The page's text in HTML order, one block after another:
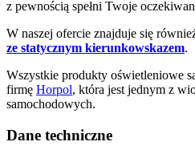
z pewnością spełni Twoje
W naszej ofercie znajduje się
ze statycznym kierunkowskazem.
Wszystkie produkty oświetleniowe
firmę Horpol, która jest jednym z
samochodowych.
Dane techniczne